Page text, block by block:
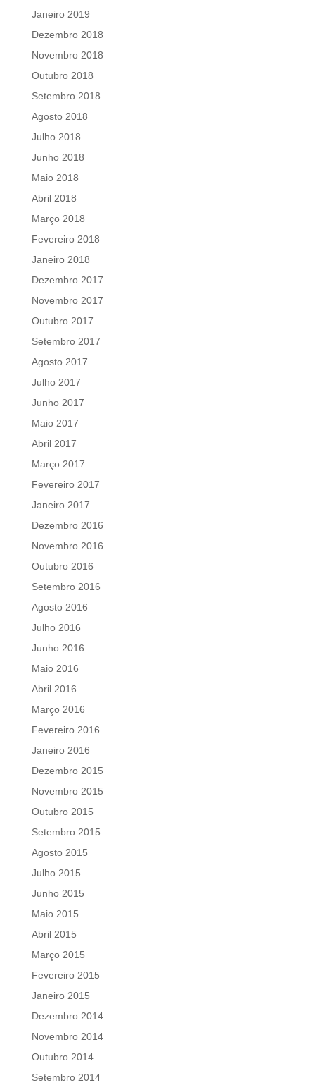
Janeiro 2019
Dezembro 2018
Novembro 2018
Outubro 2018
Setembro 2018
Agosto 2018
Julho 2018
Junho 2018
Maio 2018
Abril 2018
Março 2018
Fevereiro 2018
Janeiro 2018
Dezembro 2017
Novembro 2017
Outubro 2017
Setembro 2017
Agosto 2017
Julho 2017
Junho 2017
Maio 2017
Abril 2017
Março 2017
Fevereiro 2017
Janeiro 2017
Dezembro 2016
Novembro 2016
Outubro 2016
Setembro 2016
Agosto 2016
Julho 2016
Junho 2016
Maio 2016
Abril 2016
Março 2016
Fevereiro 2016
Janeiro 2016
Dezembro 2015
Novembro 2015
Outubro 2015
Setembro 2015
Agosto 2015
Julho 2015
Junho 2015
Maio 2015
Abril 2015
Março 2015
Fevereiro 2015
Janeiro 2015
Dezembro 2014
Novembro 2014
Outubro 2014
Setembro 2014